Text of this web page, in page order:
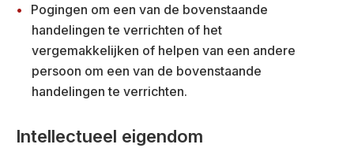
Pogingen om een van de bovenstaande
handelingen te verrichten of het
vergemakkelijken of helpen van een andere
persoon om een van de bovenstaande
handelingen te verrichten.
Intellectueel eigendom